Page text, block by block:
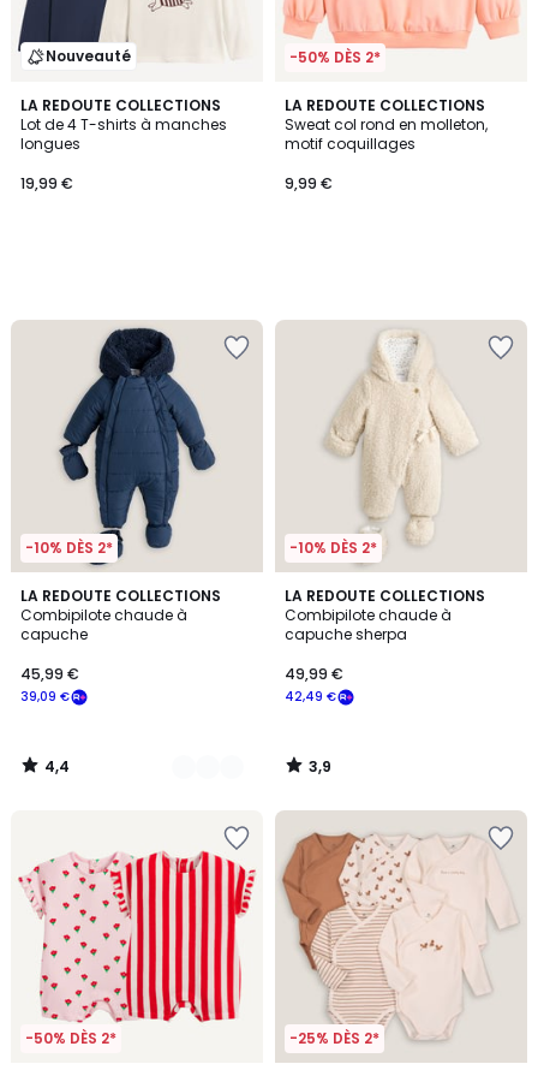
Nouveauté
LA REDOUTE COLLECTIONS
Lot de 4 T-shirts à manches
longues
19,99 €
-50% DÈS 2*
LA REDOUTE COLLECTIONS
Sweat col rond en molleton,
motif coquillages
9,99 €
-10% DÈS 2*
LA REDOUTE COLLECTIONS
Combipilote chaude à
capuche
39,09 €
45,99 €
4,4
/ 5
2
Couleurs
4,4
/
-10% DÈS 2*
LA REDOUTE COLLECTIONS
Combipilote chaude à
capuche sherpa
42,49 €
49,99 €
3,9
/ 5
3,9
/
-50% DÈS 2* -25% DÈS 2*